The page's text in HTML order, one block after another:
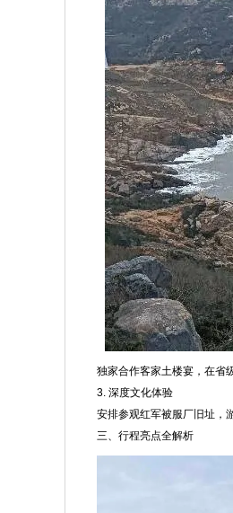
独家合作客家土楼宴，在省
3. 深度文化体验
安排参观红军被服厂旧址，
三、行程亮点全解析